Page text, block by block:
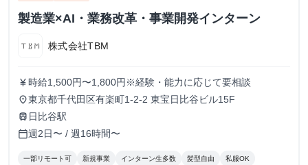
製造業×AI・業務改革・事業開発インターン
株式会社TBM
currency_yen 時給1,500円〜1,800円※経験・能力に応じて要相談
place東京都千代田区有楽町1-2-2 東宝日比谷ビル15F
train 日比谷駅
calendar_today週2日〜 / 週16時間〜
一部リモート可 新規事業 インターン生多数 髪型自由 私服OK